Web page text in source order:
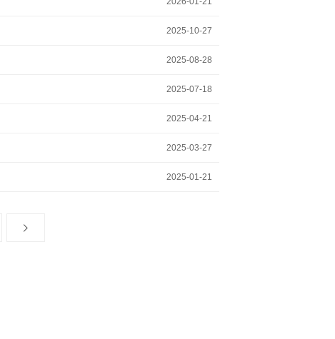
2025-10-27
2025-08-28
2025-07-18
2025-04-21
2025-03-27
2025-01-21